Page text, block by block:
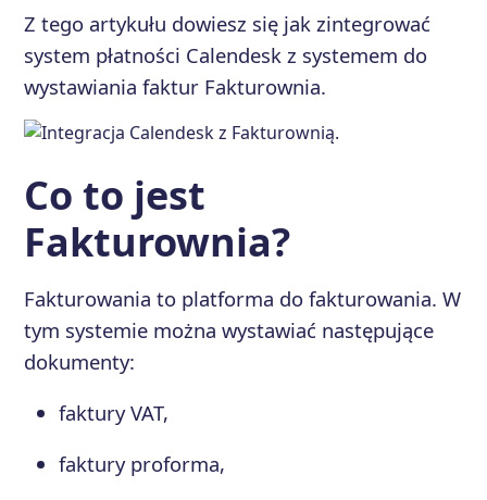
Z tego artykułu dowiesz się jak zintegrować
system płatności Calendesk z systemem do
wystawiania faktur Fakturownia.
Co to jest
Fakturownia?
Fakturowania to platforma do fakturowania. W
tym systemie można wystawiać następujące
dokumenty:
faktury VAT,
faktury proforma,